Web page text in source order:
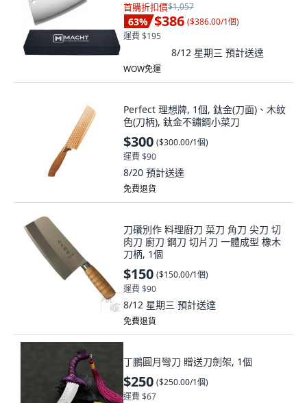
首購折扣價$1,057
63% $386 ($386.00/1個)
運費 $195
8/12 星期三 預計送達
WOW免運
Perfect 理想牌, 1個, 鈦金(刀面)、木紋
色(刀柄), 鈦金不鏽鋼小菜刀
$300 ($300.00/1個)
運費 $90
8/20 預計送達
免費退貨
刀礸別作 料理廚刀 菜刀 角刀 尖刀 切
肉刀 廚刀 鋼刀 切片刀 一體成型 橡木
刀柄, 1個
$150 ($150.00/1個)
運費 $90
8/12 星期三 預計送達
免費退貨
丁鵬圓月彎刀 贈送刀劍架, 1個
$250 ($250.00/1個)
運費 $67